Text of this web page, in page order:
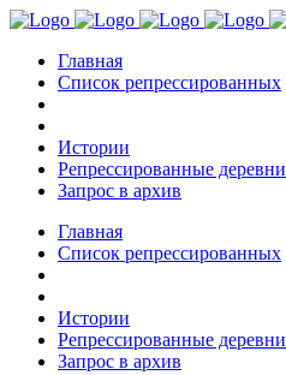
Главная
Список репрессированных
Истории
Репрессированные деревни
Запрос в архив
Главная
Список репрессированных
Истории
Репрессированные деревни
Запрос в архив